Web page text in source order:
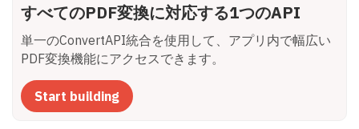
すべてのPDF変換に対応する1つのAPI
単一のConvertAPI統合を使用して、アプリ内で幅広い
PDF変換機能にアクセスできます。
Start building